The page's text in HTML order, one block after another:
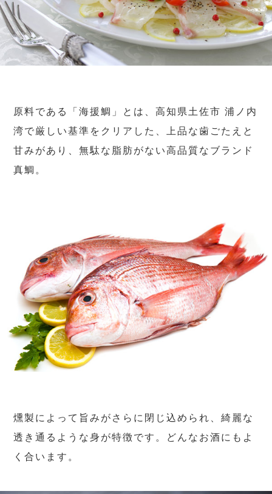
原料である「海援鯛」とは、高知県土佐市 浦ノ内
湾で厳しい基準をクリアした、上品な歯ごたえと
甘みがあり、無駄な脂肪がない高品質なブランド
真鯛。
燻製によって旨みがさらに閉じ込められ、綺麗な
透き通るような身が特徴です。どんなお酒にもよ
く合います。